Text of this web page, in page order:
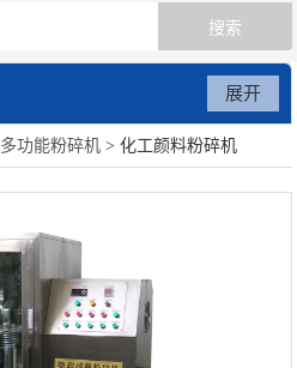
展开
多功能粉碎机 > 化工颜料粉碎机